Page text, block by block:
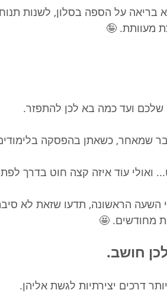
בריאה על הספה בסלון, לשנות
מעוותת. 🤪
ועד כמה בא לכן להתפזר.
שמאחר, כשאתן בהפסקה
עוד איזה קצה חוט בדרך
הראשונה, תדעו שזאת לא סיבה
מחודשים. 🤩
חושב.
דרכים יצירתיות לגשת אליהן.